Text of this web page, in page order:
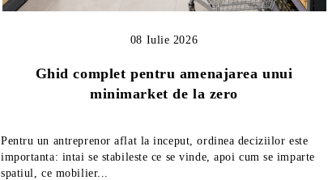
Ghid complet pentru amenajarea unui
minimarket de la zero
08 Iulie 2026
Pentru un antreprenor aflat la inceput, ordinea deciziilor este
importanta: intai se stabileste ce se vinde, apoi cum se imparte
spatiul, ce mobilier...